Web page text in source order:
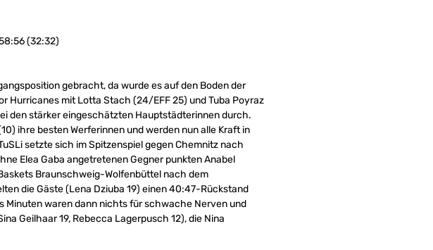
(32:32)
gebracht, da wurde es auf den Boden der
mit Lotta Stach (24/EFF 25) und Tuba Poyraz
den stärker eingeschätzten Hauptstädterinnen durch.
ihre besten Werferinnen und werden nun alle Kraft in
setzte sich im Spitzenspiel gegen Chemnitz nach
Elea Gaba angetretenen Gegner punkten Anabel
Braunschweig-Wolfenbüttel nach dem
die Gäste (Lena Dziuba 19) einen 40:47-Rückstand
Minuten waren dann nichts für schwache Nerven und
Geilhaar 19, Rebecca Lagerpusch 12), die Nina